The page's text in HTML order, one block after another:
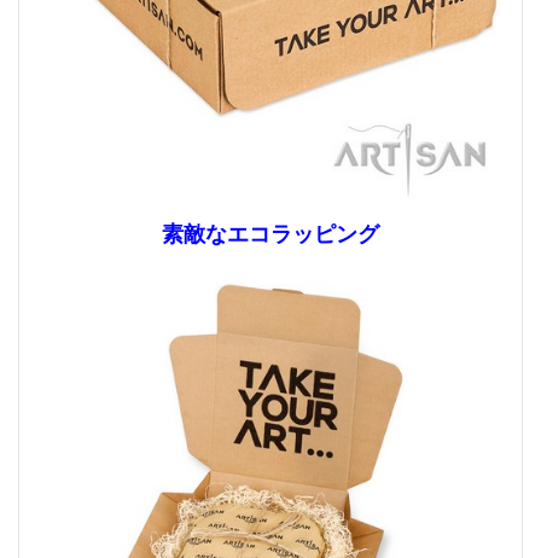
素敵なエコラッピング